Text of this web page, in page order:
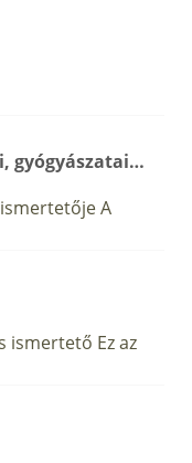
gyógyászatai…
A
ismertető Ez az